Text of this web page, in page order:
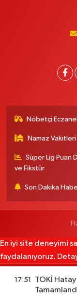
Nöbetçi
Namaz Vakitleri
Süper Lig Puan
ve Fikstür
Son Dakika
En iyi site deneyimi
faydalanıyoruz.
17:51
TOKİ